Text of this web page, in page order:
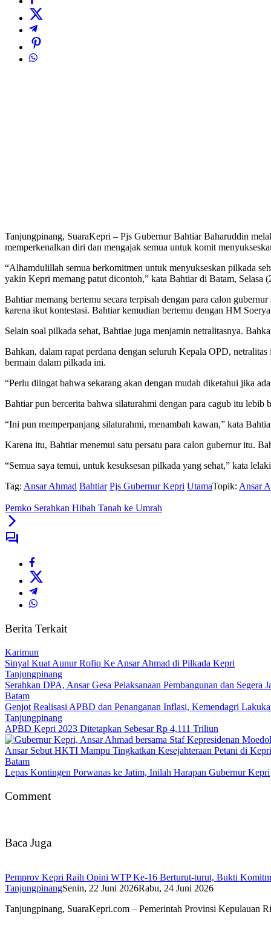
Tanjungpinang, SuaraKepri – Pjs Gubernur Bahtiar Baharuddin
memperkenalkan diri dan mengajak semua untuk komit
“Alhamdulillah semua berkomitmen untuk menyukseskan pilkada
yakin Kepri memang patut dicontoh,” kata Bahtiar di Batam, Selasa
Bahtiar memang bertemu secara terpisah dengan para calon
karena ikut kontestasi. Bahtiar kemudian bertemu dengan HM
Selain soal pilkada sehat, Bahtiae juga menjamin netralitasnya.
Bahkan, dalam rapat perdana dengan seluruh Kepala OPD,
bermain dalam pilkada ini.
“Perlu diingat bahwa sekarang akan dengan mudah diketahui jika
Bahtiar pun bercerita bahwa silaturahmi dengan para cagub itu
“Ini pun memperpanjang silaturahmi, menambah kawan,” kata
Karena itu, Bahtiar menemui satu persatu para calon gubernur itu.
“Semua saya temui, untuk kesuksesan pilkada yang sehat,” kata
Tag: Ansar Ahmad Bahtiar Pjs Gubernur Kepri UtamaTopik: Ansar
Pemko Serahkan Hibah Tanah ke Umrah
Berita Terkait
Karimun
Sinyal Kuat Aunur Rofiq Ke Ansar Ahmad di Pilkada Kepri
Tanjungpinang
Serahkan DPA, Ansar Gesa Pelaksanaan Pembangunan dan Segera
Batam
Genjot Realisasi APBD dan Penanganan Inflasi, Kemendagri
Tanjungpinang
APBD Kepri 2023 Ditetapkan Sebesar Rp 4,111 Triliun
Ansar Sebut HKTI Mampu Tingkatkan Kesejahteraan Petani di Kepri
Batam
Lepas Kontingen Porwanas ke Jatim, Inilah Harapan Gubernur Kepri
Comment
Baca Juga
Pemprov Kepri Raih Opini WTP Ke-16 Berturut-turut, Bukti
TanjungpinangSenin, 22 Juni 2026Rabu, 24 Juni 2026
Tanjungpinang, SuaraKepri.com – Pemerintah Provinsi Kepulauan